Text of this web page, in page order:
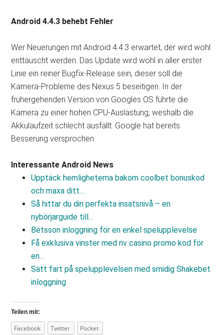
Android 4.4.3 behebt Fehler
Wer Neuerungen mit Android 4.4.3 erwartet, der wird wohl
enttäuscht werden. Das Update wird wohl in aller erster
Linie ein reiner Bugfix-Release sein, dieser soll die
Kamera-Probleme des Nexus 5 beseitigen. In der
frühergehenden Version von Googles OS führte die
Kamera zu einer hohen CPU-Auslastung, weshalb die
Akkulaufzeit schlecht ausfällt. Google hat bereits
Besserung versprochen.
Interessante Android News
Upptäck hemligheterna bakom coolbet bonuskod
och maxa ditt…
Så hittar du din perfekta insatsnivå – en
nybörjarguide till…
Betsson inloggning för en enkel spelupplevelse
Få exklusiva vinster med nv casino promo kod för
en…
Sätt fart på spelupplevelsen med smidig Shakebet
inloggning
Teilen mit:
Facebook Twitter Pocket